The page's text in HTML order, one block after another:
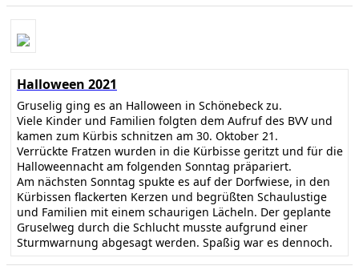
Halloween 2021
Gruselig ging es an Halloween in Schönebeck zu.
Viele Kinder und Familien folgten dem Aufruf des BVV und
kamen zum Kürbis schnitzen am 30. Oktober 21.
Verrückte Fratzen wurden in die Kürbisse geritzt und für die
Halloweennacht am folgenden Sonntag präpariert.
Am nächsten Sonntag spukte es auf der Dorfwiese, in den
Kürbissen flackerten Kerzen und begrüßten Schaulustige
und Familien mit einem schaurigen Lächeln. Der geplante
Gruselweg durch die Schlucht musste aufgrund einer
Sturmwarnung abgesagt werden. Spaßig war es dennoch.